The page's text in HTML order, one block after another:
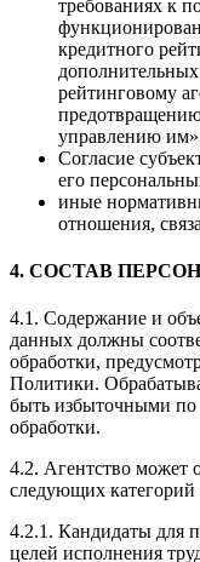
требованиях к
кредитного
рейтинговому
управлению
Согласие
его
иные
отношения,
4. СОСТАВ
4.1. Содержание и
данных должны
обработки,
Политики.
быть избыточными
обработки.
4.2. Агентство может
следующих категорий
4.2.1. Кандидаты для
целей исполнения